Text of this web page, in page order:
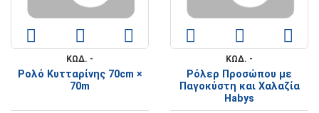
ΚΩΔ. -
Ρολό Κυτταρίνης 70cm ×
70m
ΚΩΔ. -
Ρόλερ Προσώπου με
Παγοκύστη και Χαλαζία
Habys